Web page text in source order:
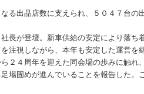
る出品店数に支えられ、５０４７台の
長が登壇。新車供給の安定により落ち
注視しながら、本年も安定した運営を
２４周年を迎えた同会場の歩みに触れ
場固めが進んでいることを報告した